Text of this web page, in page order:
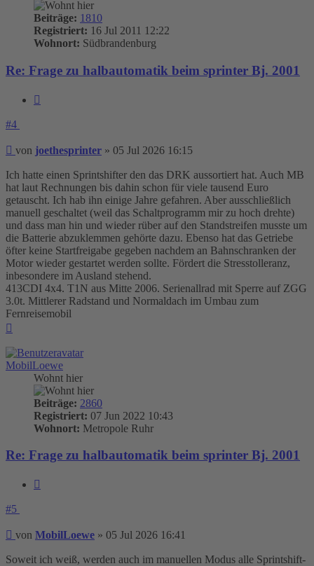
Beiträge: 1810
Registriert: 16 Jul 2011 12:22
Wohnort: Südbrandenburg
Re: Frage zu halbautomatik beim sprinter Bj. 2001
#4
Beitrag
von joethesprinter » 05 Jul 2026 16:15
Ich hatte einen Sprintshifter den das DRK aussortiert hat. Auch MB
hat laut Rechnungen bis dahin schon für viele tausend Euro
getauscht. Ich hab ihn einige Jahre gefahren. Aber ausschließlich
manuell geschaltet (weil das Schaltprogramm mir zu hoch drehte)
und dass man hin und wieder rüber auf den Standstreifen musste um
die Batterie abzuklemmen gehörte dazu. Ebenso hat das Getriebe
öfter keine Startfreigabe gegeben nachdem an Bahnschranken der
Motor wieder gestartet werden sollte. Fördert die Stresstolleranz,
inbesondere im Ausland stehend.
413CDI 4x4. T1N aus Mitte 2006. Serienallrad mit Sperre auf ZGG
3.0t. Mittlerer Radstand und Normaldach im Umbau zum
Fernreisemobil
MobilLoewe
Wohnt hier
Beiträge: 2860
Registriert: 07 Jun 2022 10:43
Wohnort: Metropole Ruhr
Re: Frage zu halbautomatik beim sprinter Bj. 2001
#5
Beitrag
von MobilLoewe » 05 Jul 2026 16:41
Soweit ich weiß, werden auch im manuellen Modus alle Sprintshift-